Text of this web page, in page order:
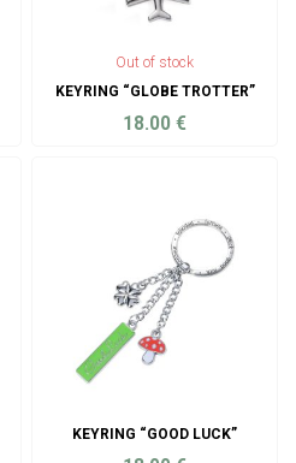
Out of stock
KEYRING “GLOBE TROTTER”
18.00€
KEYRING “GOOD LUCK”